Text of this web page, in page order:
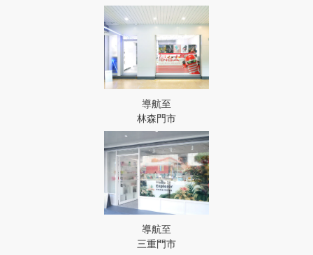
導航至
林森門市
導航至
三重門市